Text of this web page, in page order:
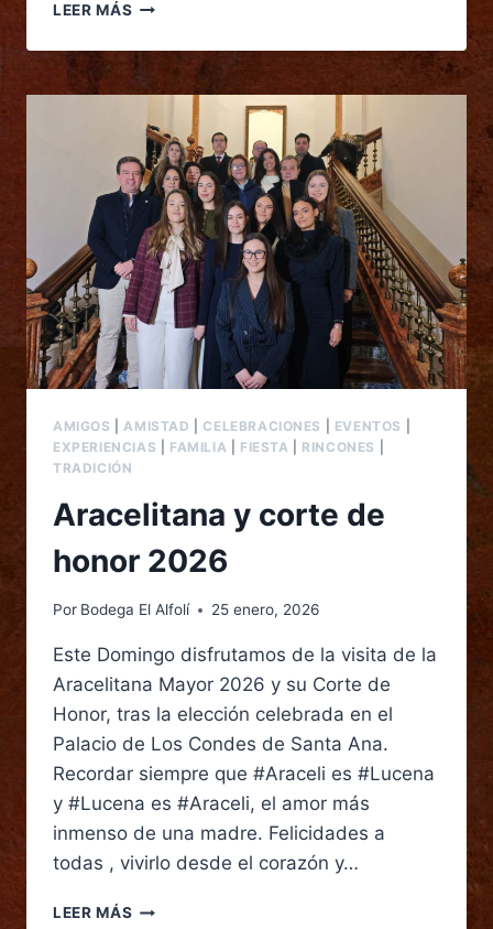
LEER MÁS
AMIGOS AMISTAD CELEBRACIONES EVENTOS
EXPERIENCIAS
FAMILIA FIESTA RINCONES
TRADICIÓN
Aracelitana y corte de
honor 2026
Por Bodega El Alfolí 25 enero, 2026
Este Domingo disfrutamos de la visita de la
Aracelitana Mayor 2026 y su Corte de
Honor, tras la elección celebrada en el
Palacio de Los Condes de Santa Ana.
Recordar siempre que #Araceli es #Lucena
y #Lucena es #Araceli, el amor más
inmenso de una madre. Felicidades a
todas , vivirlo desde el corazón y…
LEER MÁS